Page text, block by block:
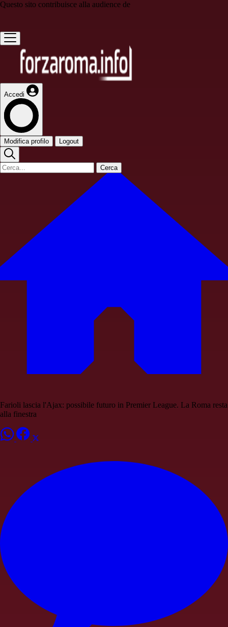
Questo sito contribuisce alla audience de
Accedi
Modifica profilo Logout
Cerca
Farioli lascia l'Ajax: possibile futuro in Premier League. La Roma resta
alla finestra